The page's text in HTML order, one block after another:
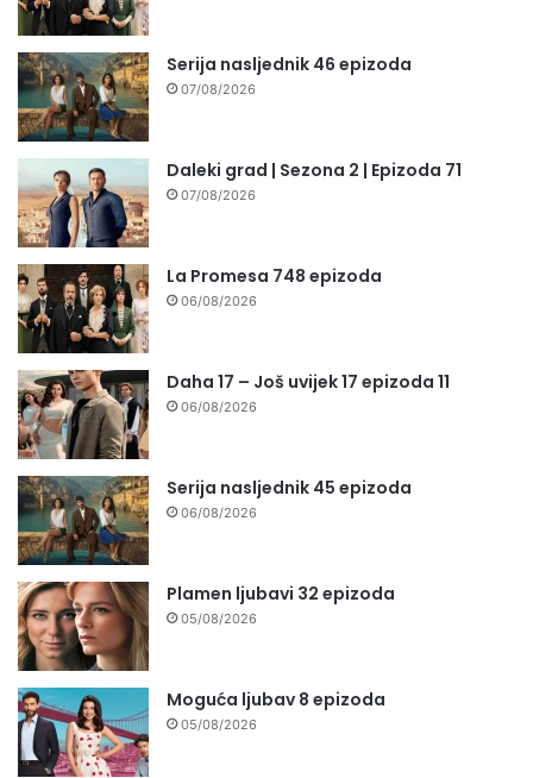
Serija nasljednik 46 epizoda
07/08/2026
Daleki grad | Sezona 2 | Epizoda 71
07/08/2026
La Promesa 748 epizoda
06/08/2026
Daha 17 – Još uvijek 17 epizoda 11
06/08/2026
Serija nasljednik 45 epizoda
06/08/2026
Plamen ljubavi 32 epizoda
05/08/2026
Moguća ljubav 8 epizoda
05/08/2026